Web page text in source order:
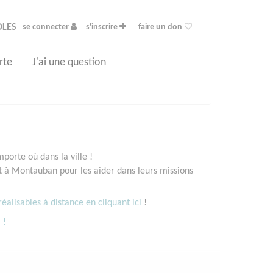
se connecter s'inscrire faire un don
J'ai une question
où dans la ville !
Montauban pour les aider dans leurs missions
à distance en cliquant ici !
!